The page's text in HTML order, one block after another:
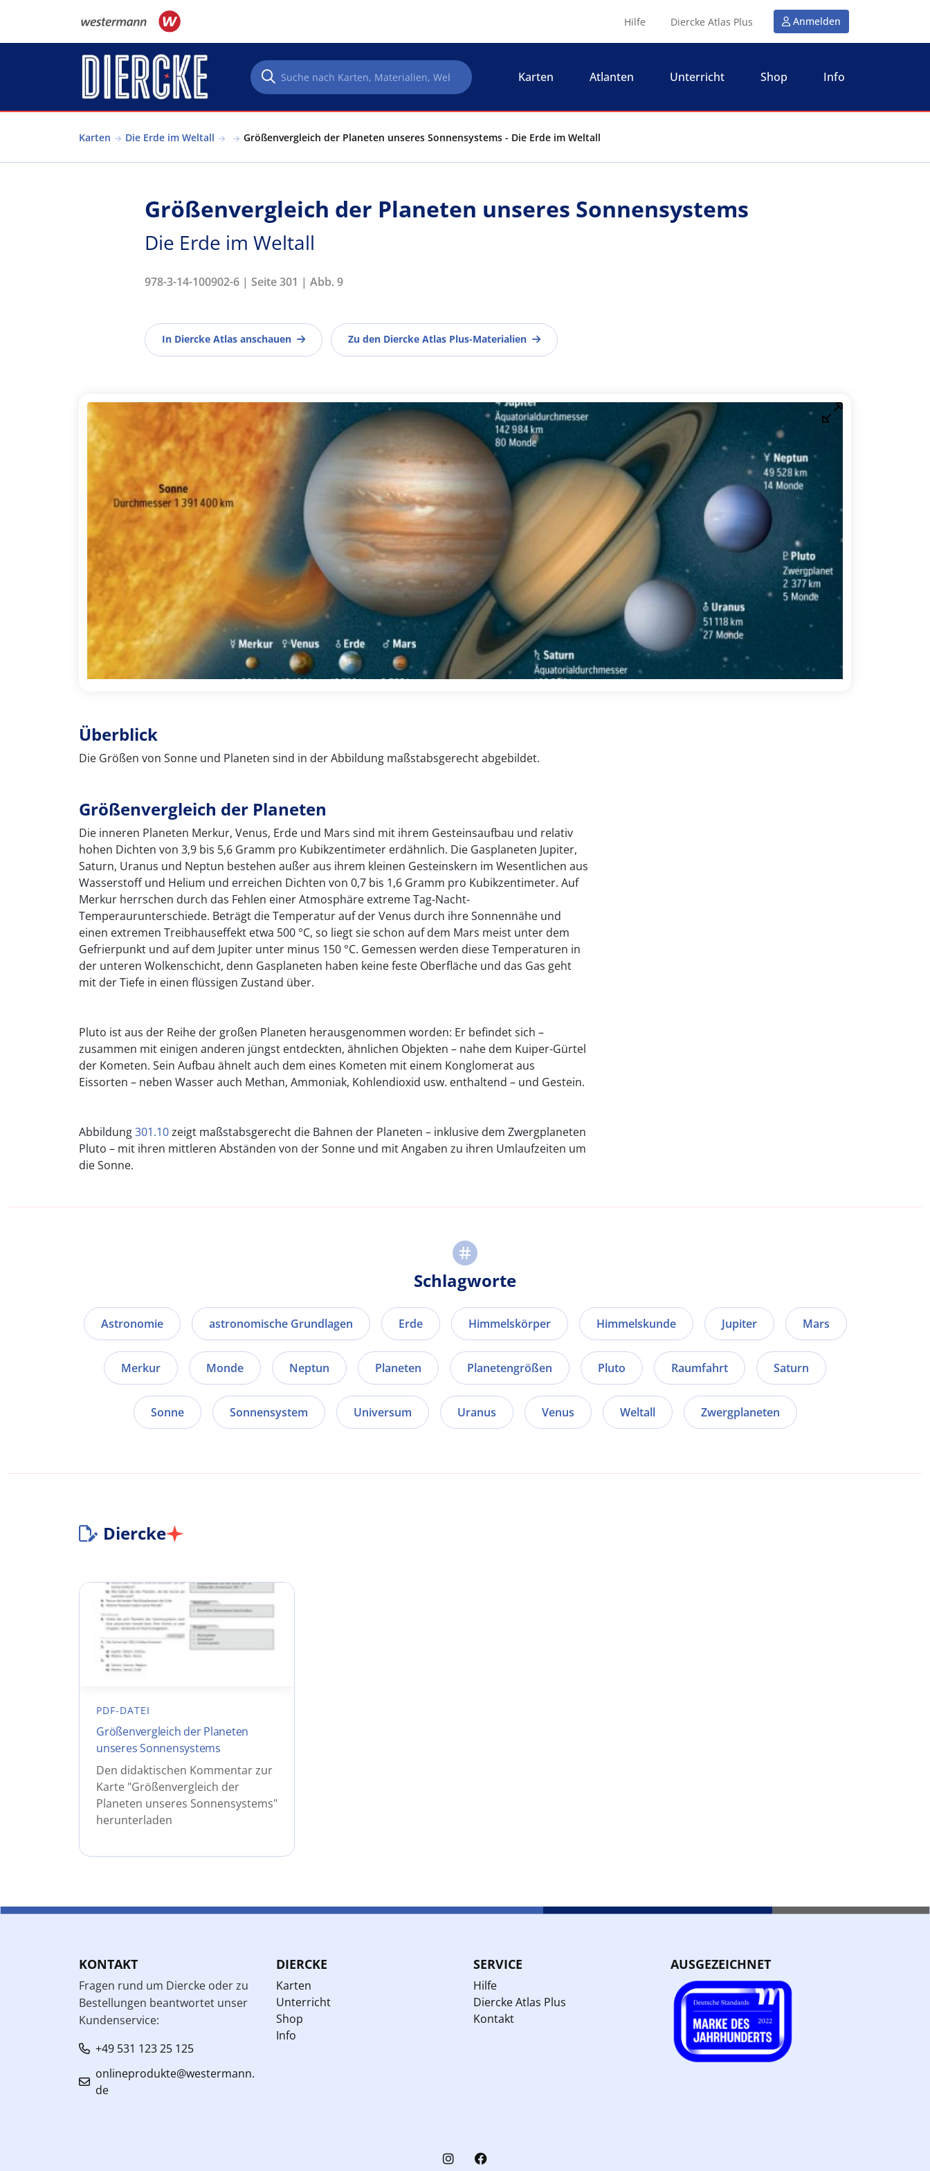
Hilfe Diercke Atlas Plus Anmelden
Karten Atlanten Unterricht Shop Info
Karten Die Erde im Weltall Größenvergleich der Planeten unseres Sonnensystems - Die Erde im Weltall
Größenvergleich der Planeten unseres Sonnensystems
Die Erde im Weltall
978-3-14-100902-6 | Seite 301 | Abb. 9
In Diercke Atlas anschauen Zu den Diercke Atlas Plus-Materialien
Überblick
Die Größen von Sonne und Planeten sind in der Abbildung maßstabsgerecht abgebildet.
Größenvergleich der Planeten
Die inneren Planeten Merkur, Venus, Erde und Mars sind mit ihrem Gesteinsaufbau und relativ
hohen Dichten von 3,9 bis 5,6 Gramm pro Kubikzentimeter erdähnlich. Die Gasplaneten Jupiter,
Saturn, Uranus und Neptun bestehen außer aus ihrem kleinen Gesteinskern im Wesentlichen aus
Wasserstoff und Helium und erreichen Dichten von 0,7 bis 1,6 Gramm pro Kubikzentimeter. Auf
Merkur herrschen durch das Fehlen einer Atmosphäre extreme Tag-Nacht-
Temperaurunterschiede. Beträgt die Temperatur auf der Venus durch ihre Sonnennähe und
einen extremen Treibhauseffekt etwa 500 °C, so liegt sie schon auf dem Mars meist unter dem
Gefrierpunkt und auf dem Jupiter unter minus 150 °C. Gemessen werden diese Temperaturen in
der unteren Wolkenschicht, denn Gasplaneten haben keine feste Oberfläche und das Gas geht
mit der Tiefe in einen flüssigen Zustand über.
Pluto ist aus der Reihe der großen Planeten herausgenommen worden: Er befindet sich –
zusammen mit einigen anderen jüngst entdeckten, ähnlichen Objekten – nahe dem Kuiper-Gürtel
der Kometen. Sein Aufbau ähnelt auch dem eines Kometen mit einem Konglomerat aus
Eissorten – neben Wasser auch Methan, Ammoniak, Kohlendioxid usw. enthaltend – und Gestein.
Abbildung301.10zeigt maßstabsgerecht die Bahnen der Planeten – inklusive dem Zwergplaneten
Pluto – mit ihren mittleren Abständen von der Sonne und mit Angaben zu ihren Umlaufzeiten um
die Sonne.
Schlagworte
Astronomie astronomische Grundlagen Erde Himmelskörper Himmelskunde Jupiter Mars
Merkur Monde Neptun Planeten Planetengrößen Pluto Raumfahrt Saturn
Sonne Sonnensystem Universum Uranus Venus Weltall Zwergplaneten
Diercke
PDF-DATEI
Größenvergleich der Planeten
unseres Sonnensystems
Den didaktischen Kommentar zur
Karte "Größenvergleich der
Planeten unseres Sonnensystems"
herunterladen
KONTAKT
Fragen rund um Diercke oder zu
Bestellungen beantwortet unser
Kundenservice:
+49 531 123 25 125
onlineprodukte@westermann.
de
DIERCKE
Karten
Unterricht
Shop
Info
SERVICE
Hilfe
Diercke Atlas Plus
Kontakt
AUSGEZEICHNET